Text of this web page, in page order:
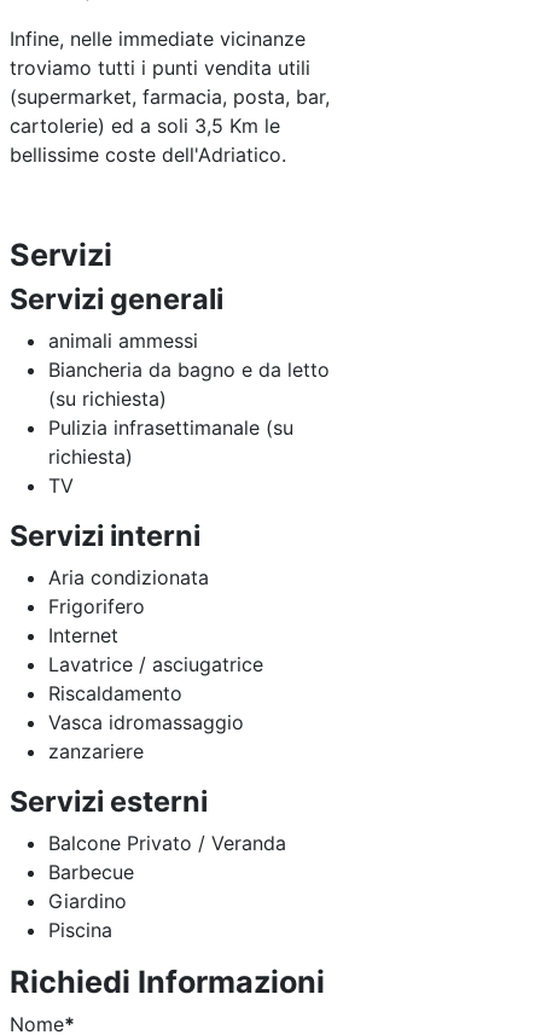
Infine, nelle immediate vicinanze
troviamo tutti i punti vendita utili
(supermarket, farmacia, posta, bar,
cartolerie) ed a soli 3,5 Km le
bellissime coste dell'Adriatico.
Servizi
Servizi generali
animali ammessi
Biancheria da bagno e da letto
(su richiesta)
Pulizia infrasettimanale (su
richiesta)
TV
Servizi interni
Aria condizionata
Frigorifero
Internet
Lavatrice / asciugatrice
Riscaldamento
Vasca idromassaggio
zanzariere
Servizi esterni
Balcone Privato / Veranda
Barbecue
Giardino
Piscina
Richiedi Informazioni
Nome*